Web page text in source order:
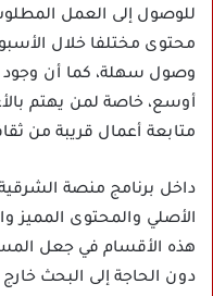
للوصول إلى العمل
محتوى مختلفا خلال
وصول سهلة، كما أن وجود
أوسع، خاصة لمن يهتم
متابعة أعمال قريبة من
الأصلي والمحتوى المميز
هذه الأقسام في جعل
دون الحاجة إلى البحث